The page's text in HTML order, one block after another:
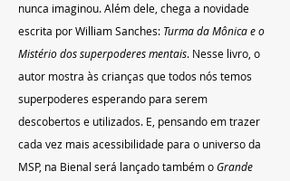
nunca imaginou. Além dele, chega a novidade
escrita por William Sanches: Turma da Mônica e o
Mistério dos superpoderes mentais. Nesse livro, o
autor mostra às crianças que todos nós temos
superpoderes esperando para serem
descobertos e utilizados. E, pensando em trazer
cada vez mais acessibilidade para o universo da
MSP, na Bienal será lançado também o Grande